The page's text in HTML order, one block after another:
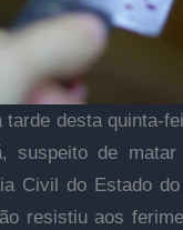
desta quinta-
suspeito de
Civil do Estado
resistiu aos